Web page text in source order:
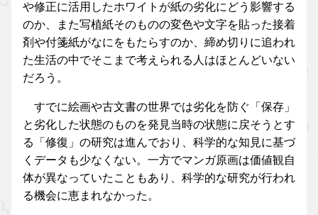
や修正に活用したホワイトが紙の劣化にどう影響する
のか、また写植紙そのものの変色や文字を貼った接着
剤や付箋紙がなにをもたらすのか、締め切りに追われ
た生活の中でそこまで考えられる人はほとんどいない
だろう。
すでに絵画や古文書の世界では劣化を防ぐ「保存」
と劣化した状態のものを発見当時の状態に戻そうとす
る「修復」の研究は進んでおり、科学的な知見に基づ
くデータも少なくない。一方でマンガ原画は価値観自
体が異なっていたこともあり、科学的な研究が行われ
る機会に恵まれなかった。